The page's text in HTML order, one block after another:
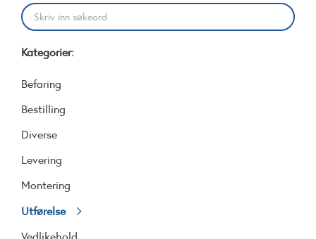
Kategorier:
Befaring
Bestilling
Diverse
Levering
Montering
Utførelse
Vedlikehold